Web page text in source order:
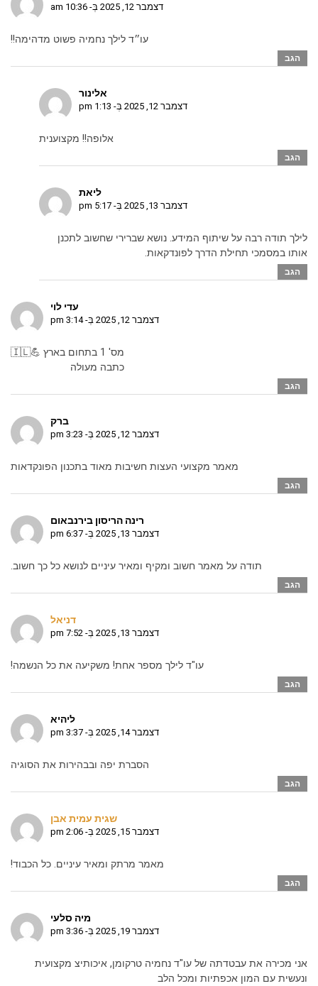
דצמבר 12, 2025 בְּ- 10:36 am
עו״ד לילך נחמיה פשוט מדהימה!!
הגב
אלינור
דצמבר 12, 2025 בְּ- 1:13 pm
אלופה!! מקצוענית
הגב
ליאת
דצמבר 13, 2025 בְּ- 5:17 pm
לילך תודה רבה על שיתוף המידע. נושא שברירי שחשוב לתכנן
אותו במסמכי תחילת הדרך לפונדקאות.
הגב
עדי לוי
דצמבר 12, 2025 בְּ- 3:14 pm
מס' 1 בתחום בארץ 💪🇮🇱
כתבה מעולה
הגב
ברק
דצמבר 12, 2025 בְּ- 3:23 pm
מאמר מקצועי העצות חשיבות מאוד בתכנון הפונקדאות
הגב
רינה הריסון בירנבאום
דצמבר 13, 2025 בְּ- 6:37 pm
תודה על מאמר חשוב ומקיף ומאיר עיניים לנושא כל כך חשוב.
הגב
דניאל
דצמבר 13, 2025 בְּ- 7:52 pm
עו"ד לילך מספר אחת! משקיעה את כל הנשמה!
הגב
ליהיא
דצמבר 14, 2025 בְּ- 3:37 pm
הסברת יפה ובבהירות את הסוגיה
הגב
שגית עמית אבן
דצמבר 15, 2025 בְּ- 2:06 pm
מאמר מרתק ומאיר עיניים. כל הכבוד!
הגב
מיה סלעי
דצמבר 19, 2025 בְּ- 3:36 pm
אני מכירה את עבטדתה של עו"ד נחמיה טרקומן, איכותיצ מקצועית
ונעשית עם המון אכפתיות ומכל הלב